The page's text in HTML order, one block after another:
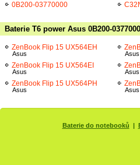
0B200-03770000
Baterie T6 power Asus 0B200-
ZenBook Flip 15 UX564EH
Asus
ZenBook Flip 15 UX564EI
Asus
ZenBook Flip 15 UX564PH
Asus
Asus
Asus
Asus
Baterie do notebooků |